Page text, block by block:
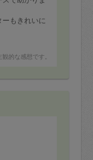
もきれいに
的な感想です。